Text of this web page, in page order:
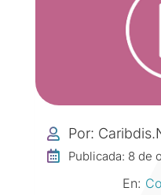
 Por:
 Publicada: 8 de
En: